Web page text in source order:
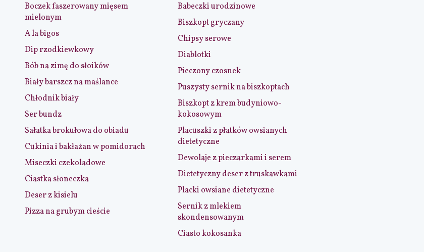
Boczek faszerowany mięsem
mielonym
A la bigos
Dip rzodkiewkowy
Bób na zimę do słoików
Biały barszcz na maślance
Chłodnik biały
Ser bundz
Sałatka brokułowa do obiadu
Cukinia i bakłażan w pomidorach
Miseczki czekoladowe
Ciastka słoneczka
Deser z kisielu
Pizza na grubym cieście
Babeczki urodzinowe
Biszkopt gryczany
Chipsy serowe
Diablotki
Pieczony czosnek
Puszysty sernik na biszkoptach
Biszkopt z krem budyniowo-
kokosowym
Placuszki z płatków owsianych
dietetyczne
Dewolaje z pieczarkami i serem
Dietetyczny deser z truskawkami
Placki owsiane dietetyczne
Sernik z mlekiem
skondensowanym
Ciasto kokosanka